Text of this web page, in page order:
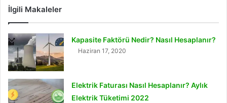
İlgili Makaleler
Kapasite Faktörü Nedir? Nasıl Hesaplanır?
Haziran 17, 2020
Elektrik Faturası Nasıl Hesaplanır? Aylık
Elektrik Tüketimi 2022